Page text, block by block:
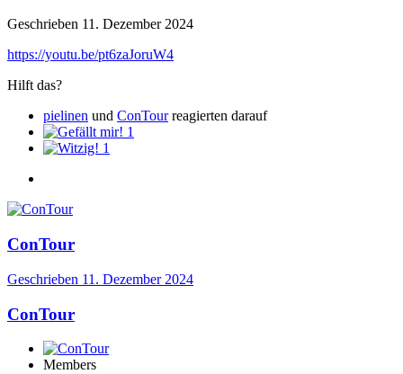
Geschrieben 11. Dezember 2024
https://youtu.be/pt6zaJoruW4
Hilft das?
pielinen und ConTourreagierten darauf
1
1
ConTour
Geschrieben 11. Dezember 2024
ConTour
Members